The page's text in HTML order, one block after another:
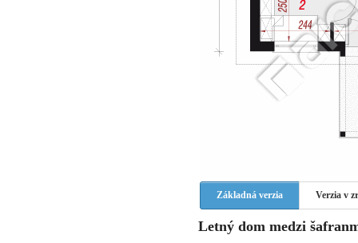
Základná verzia Verzia v
Letný dom medzi